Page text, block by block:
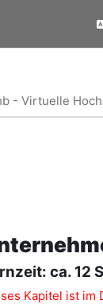
- Virtuelle
sección
ca. 12
Kapitel ist im